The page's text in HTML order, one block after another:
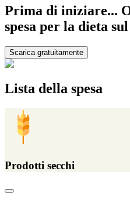
Prima di iniziare...
spesa per la dieta
Scarica gratuitamente
Lista della spesa
Prodotti secchi